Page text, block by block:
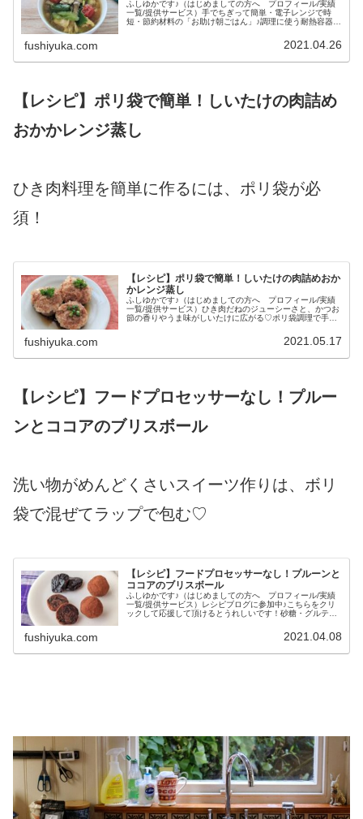
ふしゆかです♪（はじめましての方へ プロフィール/実績
一覧/提供サービス）手でちぎって簡単・電子レンジで時
短・節約材料の「お助け朝ごはん」♪調理に使う耐熱容器は
fushiyuka.com 2021.04.26
【レシピ】ポリ袋で簡単！しいたけの肉詰め
おかかレンジ蒸し
ひき肉料理を簡単に作るには、ポリ袋が必
須！
【レシピ】ポリ袋で簡単！しいたけの肉詰めおか
かレンジ蒸し
ふしゆかです♪（はじめましての方へ プロフィール/実績
一覧/提供サービス）ひき肉だねのジューシーさと、かつお
節の香りやうま味がしいたけに広がる♡ポリ袋調理で手が
fushiyuka.com 2021.05.17
【レシピ】フードプロセッサーなし！プルー
ンとココアのブリスボール
洗い物がめんどくさいスイーツ作りは、ボリ
袋で混ぜてラップで包む♡
【レシピ】フードプロセッサーなし！プルーンと
ココアのブリスボール
ふしゆかです♪（はじめましての方へ プロフィール/実績
一覧/提供サービス）レシピブログに参加中♪こちらをクリ
ックして応援して頂けるとうれしいです！砂糖・グルテ
fushiyuka.com 2021.04.08